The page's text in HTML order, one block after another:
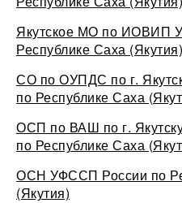
Якутское МО по ИОВИП
Республике Саха (Якутия)
СО по ОУПДС по г.
по Республике Саха
ОСП по ВАШ по г.
по Республике Саха
ОСН УФССП России по
(Якутия)